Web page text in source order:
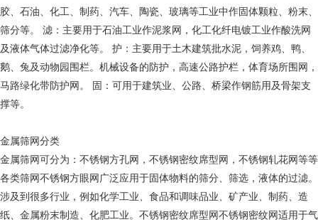
胶、石油、化工、制药、汽车、陶瓷、玻璃等工业中作固体颗粒、粉末、
筛分等。 滤：主要用于石油工业作泥浆网，化工化纤电镀工业作酸洗网
及液体气体过滤净化等。 护：主要用于土木建筑批水泥，饲养鸡、鸭、
鹅、兔及动物园围栏。机械设备的防护，高速公路护栏，体育场所围网，
马路绿化带防护网。 固：可用于建筑业、公路、桥梁作钢筋用及骨架支
撑等。
金属筛网分类
金属筛网可分为：不锈钢方孔网，不锈钢密纹席型网，不锈钢轧花网等等
各类筛网不锈钢方眼网广泛应用于固体物料的筛分、筛选，液体的过滤。
涉及到很多行业，例如化学工业、食品和调味品业、矿产业、制药、造
纸、金属粉末制造、化肥工业。不锈钢密纹席型网不锈钢密纹网适用于气